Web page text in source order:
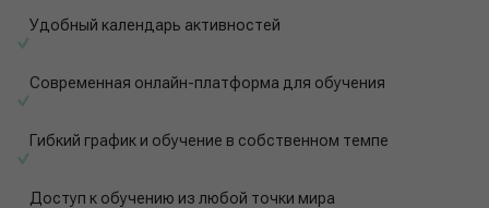
Удобный календарь активностей
Современная онлайн-платформа для обучения
Гибкий график и обучение в собственном темпе
Доступ к обучению из любой точки мира